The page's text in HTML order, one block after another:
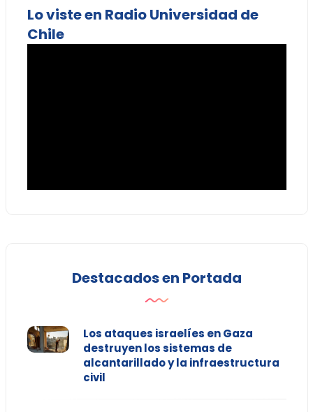
Lo viste en Radio Universidad de
Chile
Destacados en Portada
Los ataques israelíes en Gaza
destruyen los sistemas de
alcantarillado y la infraestructura
civil